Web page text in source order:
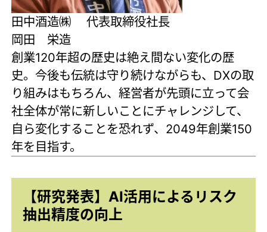
田中酒造㈱ 代表取締役社長
岡田 栄造
創業120年超の歴史は絶え間ない変化の歴
史。今後も伝統は守り続けながらも、DXの取
り組みはもちろん、経営者が先頭に立って会
社全体が常に新しいことにチャレンジして、
自ら変化することを恐れず、2049年創業150
年を目指す。
【研究発表】AI活用によるリスク
抽出精度の向上